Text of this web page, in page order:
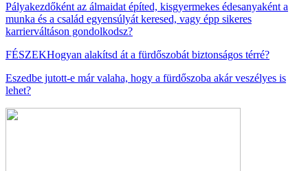
Pályakezdőként az álmaidat építed, kisgyermekes édesanyaként a
munka és a család egyensúlyát keresed, vagy épp sikeres
karrierváltáson gondolkodsz?
FÉSZEKHogyan alakítsd át a fürdőszobát biztonságos térré?
Eszedbe jutott-e már valaha, hogy a fürdőszoba akár veszélyes is
lehet?